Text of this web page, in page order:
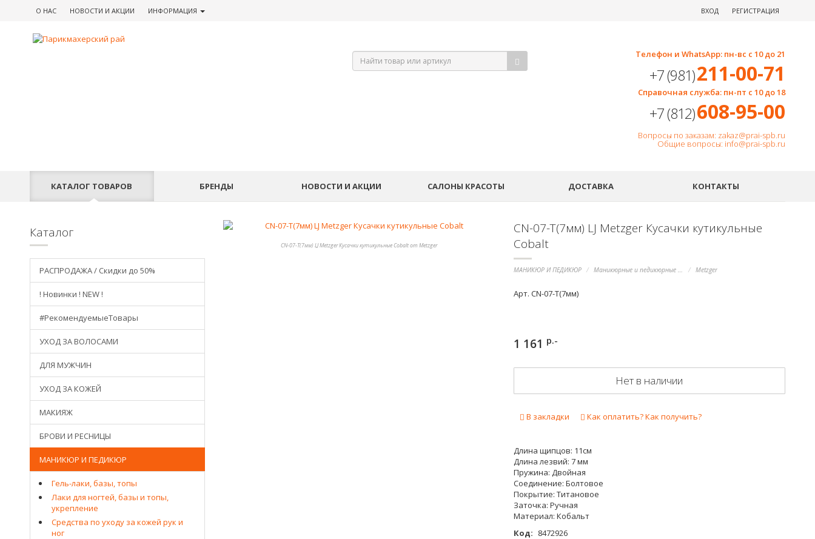
О НАС НОВОСТИ И АКЦИИ ИНФОРМАЦИЯ ВХОД РЕГИСТРАЦИЯ
Телефон и WhatsApp: пн-вс с 10 до 21
+7 (981)211-00-71
Справочная служба: пн-пт с 10 до 18
+7 (812)608-95-00
Вопросы по заказам: zakaz@prai-spb.ru
Общие вопросы: info@prai-spb.ru
КАТАЛОГ ТОВАРОВ БРЕНДЫ НОВОСТИ И АКЦИИ САЛОНЫ КРАСОТЫ ДОСТАВКА КОНТАКТЫ
CN-07-T(7мм) LJ Metzger Кусачки кутикульные Cobalt от Metzger
CN-07-T(7мм) LJ Metzger Кусачки кутикульные
Cobalt
МАНИКЮР И ПЕДИКЮР Маникюрные и педикюрные инструменты, пилки Metzger
Арт. CN-07-T(7мм)
1 161 р.-
Нет в наличии
В закладки Как оплатить? Как получить?
Длина щипцов: 11см
Длина лезвий: 7 мм
Пружина: Двойная
Соединение: Болтовое
Покрытие: Титановое
Заточка: Ручная
Материал: Кобальт
Код: 8472926
Каталог
РАСПРОДАЖА / Скидки до 50%
! Новинки ! NEW !
#РекомендуемыеТовары
УХОД ЗА ВОЛОСАМИ
ДЛЯ МУЖЧИН
УХОД ЗА КОЖЕЙ
МАКИЯЖ
БРОВИ И РЕСНИЦЫ
МАНИКЮР И ПЕДИКЮР
Гель-лаки, базы, топы
Лаки для ногтей, базы и топы,
укрепление
Средства по уходу за кожей рук и
ног